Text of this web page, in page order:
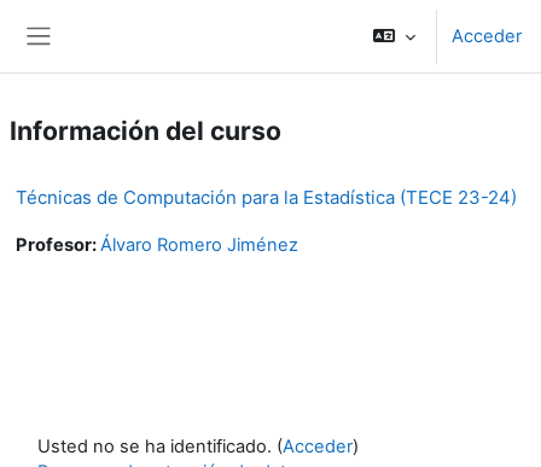
Acceder
Información del curso
Técnicas de Computación para la Estadística (TECE 23-24)
Profesor:Álvaro Romero Jiménez
Usted no se ha identificado. (Acceder)